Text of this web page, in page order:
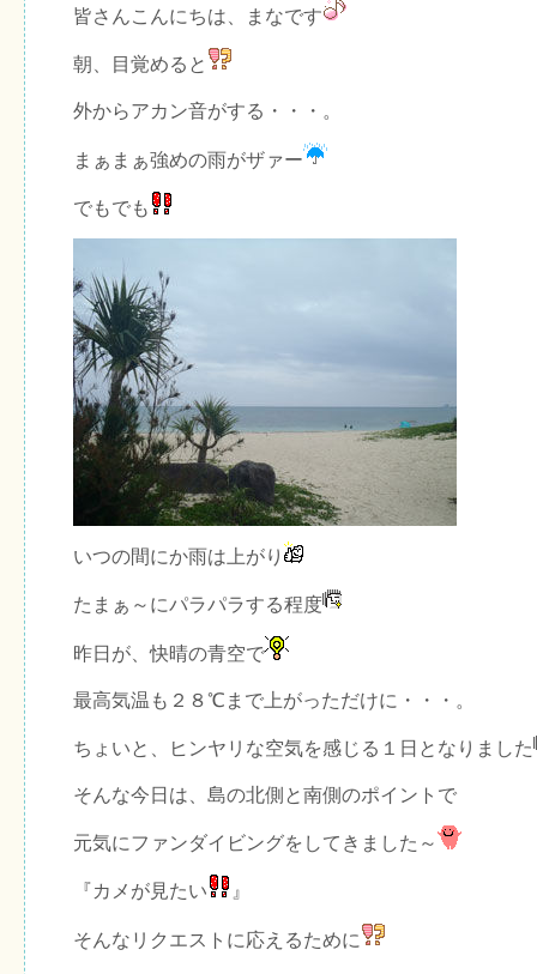
皆さんこんにちは、まなです
朝、目覚めると
外からアカン音がする・・・。
まぁまぁ強めの雨がザァー
でもでも
いつの間にか雨は上がり
たまぁ～にパラパラする程度
昨日が、快晴の青空で
最高気温も２８℃まで上がっただけに・・・。
ちょいと、ヒンヤリな空気を感じる１日となりました
そんな今日は、島の北側と南側のポイントで
元気にファンダイビングをしてきました～
『カメが見たい 』
そんなリクエストに応えるために